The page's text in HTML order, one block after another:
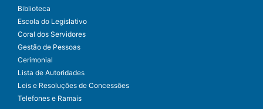
Biblioteca
Escola do Legislativo
Coral dos Servidores
Gestão de Pessoas
Cerimonial
Lista de Autoridades
Leis e Resoluções de Concessões
Telefones e Ramais